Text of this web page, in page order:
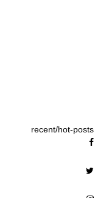
recent/hot-posts